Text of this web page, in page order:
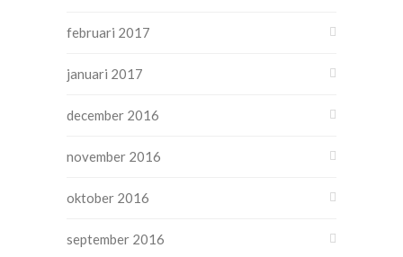
februari 2017
januari 2017
december 2016
november 2016
oktober 2016
september 2016